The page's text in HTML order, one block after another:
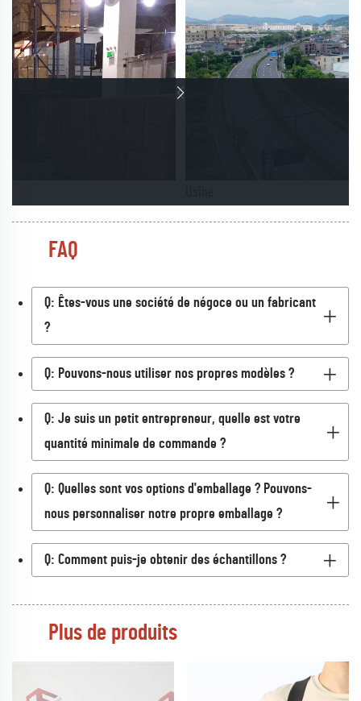
FAQ
Q: Êtes-vous une société de négoce ou un fabricant
?
Q: Pouvons-nous utiliser nos propres modèles ?
Q: Je suis un petit entrepreneur, quelle est votre
quantité minimale de commande ?
Q: Quelles sont vos options d'emballage ? Pouvons-
nous personnaliser notre propre emballage ?
Q: Comment puis-je obtenir des échantillons ?
Plus de produits